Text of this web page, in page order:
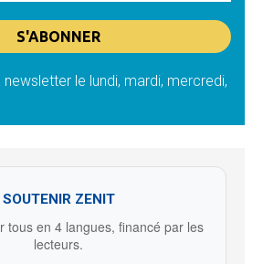
le lundi, mardi, mercredi,
SOUTENIR ZENIT
tous en 4 langues, financé par les
lecteurs.